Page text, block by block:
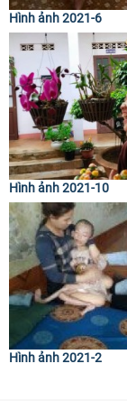
Hình ảnh 2021-6
Hình ảnh 2021-10
Hình ảnh 2021-2